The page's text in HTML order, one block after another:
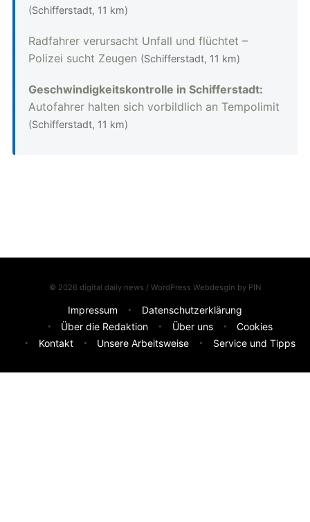
(Schifferstadt, 11 km)
Radfahrer verursacht Unfall und flüchtet –
Polizei sucht Zeugen (Schifferstadt, 11 km)
Geschwindigkeitskontrolle in Schifferstadt:
Autofahrer halten sich vorbildlich an Tempolimit
(Schifferstadt, 11 km)
© 2026 digital daily news / WordPress Webdesgin by PIN
Impressum
Datenschutzerklärung
Über die Redaktion
Über uns
Cookies
Kontakt
Unsere Arbeitsweise Service und Tipps